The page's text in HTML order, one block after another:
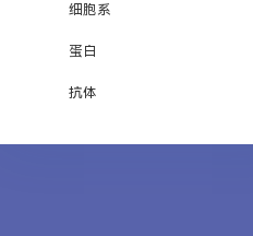
细胞系
蛋白
抗体